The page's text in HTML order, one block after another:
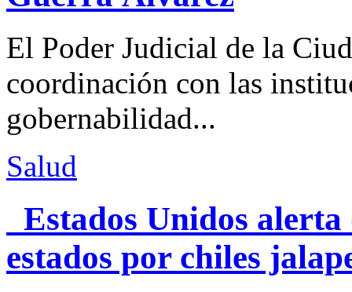
El Poder Judicial de la
coordinación con las
gobernabilidad...
Salud
Estados Unidos alerta
estados por chiles